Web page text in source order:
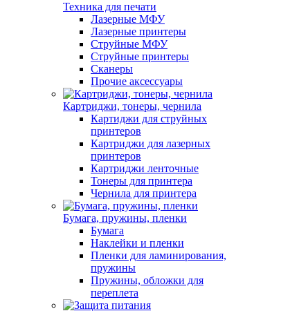
Техника для печати
Лазерные МФУ
Лазерные принтеры
Струйные МФУ
Струйные принтеры
Сканеры
Прочие аксессуары
Картриджи, тонеры, чернила
Картиджи для струйных
принтеров
Картриджи для лазерных
принтеров
Картриджи ленточные
Тонеры для принтера
Чернила для принтера
Бумага, пружины, пленки
Бумага
Наклейки и пленки
Пленки для ламинирования,
пружины
Пружины, обложки для
переплета